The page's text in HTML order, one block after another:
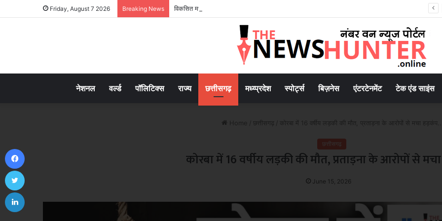
Friday, August 7 2026 Breaking News विकसित मध्यप्रदेश-2047’ की वित्तीय रूपरेखा तैयार
नेशनल वर्ल्ड पॉलिटिक्स राज्य छत्तीसगढ़ मध्य्प्रदेश स्पोर्ट्स बिज़नेस एंटरटेनमेंट टेक एंड साइंस
Home / छत्तीसगढ़ / कोरबा में 16 वर्षीय लड़की की मौत, प्रताड़ना के आरोपों से मचा हड़कंप..
छत्तीसगढ़
कोरबा में 16 वर्षीय लड़की की मौत, प्रताड़ना के आरोपों से
June 15, 2026